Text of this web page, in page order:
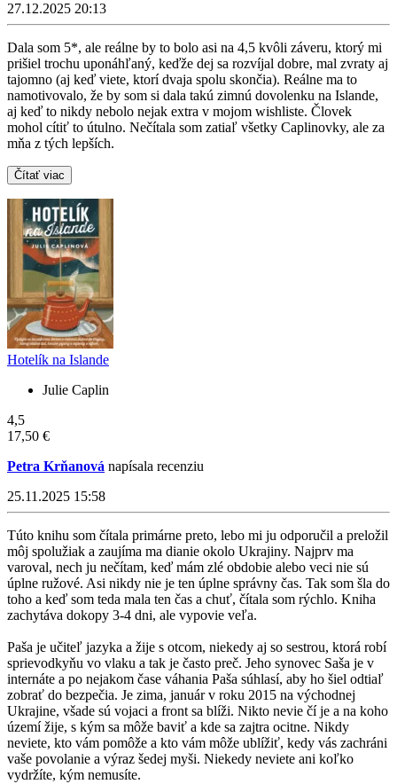
27.12.2025 20:13
Dala som 5*, ale reálne by to bolo asi na 4,5 kvôli záveru, ktorý mi
prišiel trochu uponáhľaný, keďže dej sa rozvíjal dobre, mal zvraty aj
tajomno (aj keď viete, ktorí dvaja spolu skončia). Reálne ma to
namotivovalo, že by som si dala takú zimnú dovolenku na Islande,
aj keď to nikdy nebolo nejak extra v mojom wishliste. Človek
mohol cítiť to útulno. Nečítala som zatiaľ všetky Caplinovky, ale za
mňa z tých lepších.
Čítať viac
Hotelík na Islande
Julie Caplin
4,5
17,50 €
Petra Krňanová napísala recenziu
25.11.2025 15:58
Túto knihu som čítala primárne preto, lebo mi ju odporučil a preložil
môj spolužiak a zaujíma ma dianie okolo Ukrajiny. Najprv ma
varoval, nech ju nečítam, keď mám zlé obdobie alebo veci nie sú
úplne ružové. Asi nikdy nie je ten úplne správny čas. Tak som šla do
toho a keď som teda mala ten čas a chuť, čítala som rýchlo. Kniha
zachytáva dokopy 3-4 dni, ale vypovie veľa.
Paša je učiteľ jazyka a žije s otcom, niekedy aj so sestrou, ktorá robí
sprievodkyňu vo vlaku a tak je často preč. Jeho synovec Saša je v
internáte a po nejakom čase váhania Paša súhlasí, aby ho šiel odtiaľ
zobrať do bezpečia. Je zima, január v roku 2015 na východnej
Ukrajine, všade sú vojaci a front sa blíži. Nikto nevie čí je a na koho
území žije, s kým sa môže baviť a kde sa zajtra ocitne. Nikdy
neviete, kto vám pomôže a kto vám môže ublížiť, kedy vás zachráni
vaše povolanie a výraz šedej myši. Niekedy neviete ani koľko
vydržíte, kým nemusíte.